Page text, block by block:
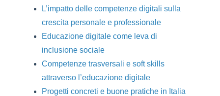
L’impatto delle competenze digitali sulla
crescita personale e professionale
Educazione digitale come leva di
inclusione sociale
Competenze trasversali e soft skills
attraverso l’educazione digitale
Progetti concreti e buone pratiche in Italia